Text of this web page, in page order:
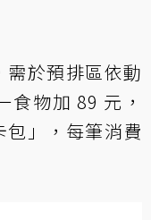
需於預排區依動
物加 89 元，
包」，每筆消費